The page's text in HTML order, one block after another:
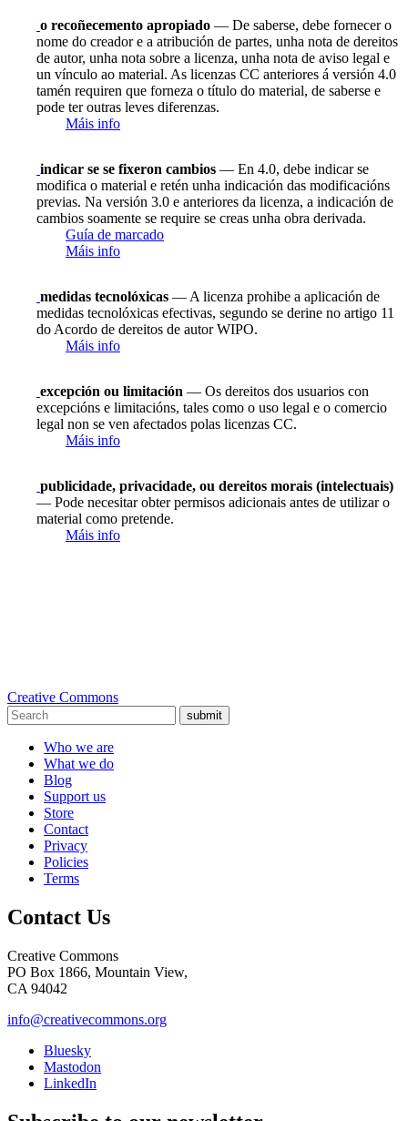
o recoñecemento apropiado — De saberse, debe fornecer o
nome do creador e a atribución de partes, unha nota de dereitos
de autor, unha nota sobre a licenza, unha nota de aviso legal e
un vínculo ao material. As licenzas CC anteriores á versión 4.0
tamén requiren que forneza o título do material, de saberse e
pode ter outras leves diferenzas.
Máis info
indicar se se fixeron cambios — En 4.0, debe indicar se
modifica o material e retén unha indicación das modificacións
previas. Na versión 3.0 e anteriores da licenza, a indicación de
cambios soamente se require se creas unha obra derivada.
Guía de marcado
Máis info
medidas tecnolóxicas — A licenza prohibe a aplicación de
medidas tecnolóxicas efectivas, segundo se derine no artigo 11
do Acordo de dereitos de autor WIPO.
Máis info
excepción ou limitación — Os dereitos dos usuarios con
excepcións e limitacións, tales como o uso legal e o comercio
legal non se ven afectados polas licenzas CC.
Máis info
publicidade, privacidade, ou dereitos morais (intelectuais)
— Pode necesitar obter permisos adicionais antes de utilizar o
material como pretende.
Máis info
Creative Commons
submit
Who we are
What we do
Blog
Support us
Store
Contact
Privacy
Policies
Terms
Contact Us
Creative Commons
PO Box 1866, Mountain View,
CA 94042
info@creativecommons.org
Bluesky
Mastodon
LinkedIn